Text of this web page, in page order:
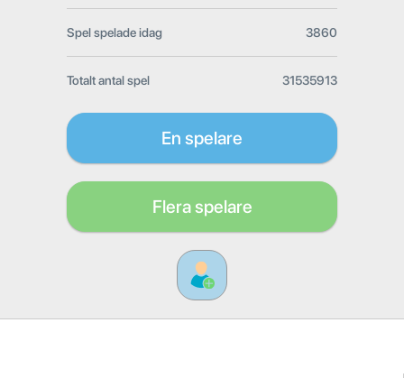
Spel spelade idag 3860
Totalt antal spel 31535913
En spelare
Flera spelare